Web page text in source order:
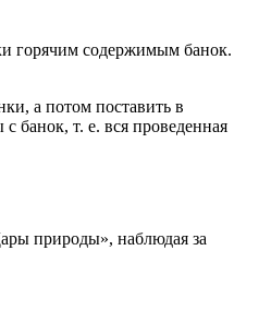
горячим содержимым банок.
а потом поставить в
банок, т. е. вся проведенная
природы», наблюдая за